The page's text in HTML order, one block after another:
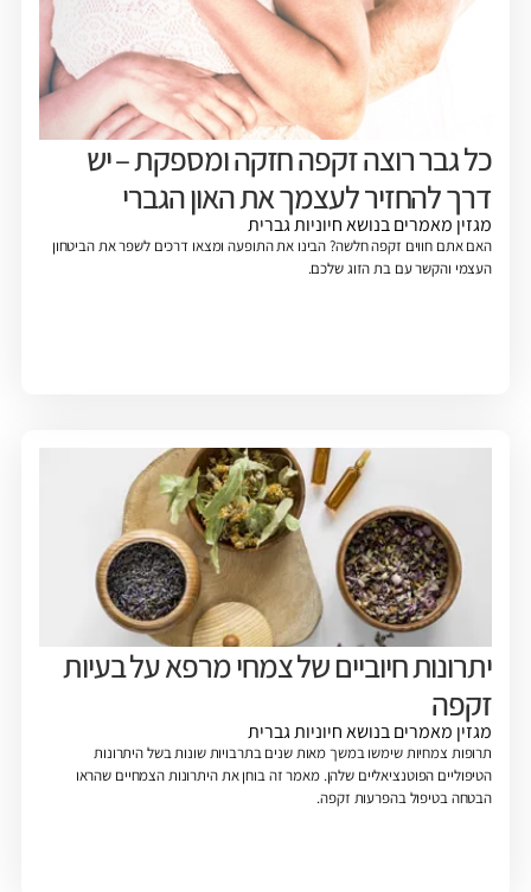
כל גבר רוצה זקפה חזקה ומספקת – יש
דרך להחזיר לעצמך את האון הגברי
מגזין מאמרים בנושא חיוניות גברית
האם אתם חווים זקפה חלשה? הבינו את התופעה ומצאו דרכים לשפר את הביטחון
העצמי והקשר עם בת הזוג שלכם.
יתרונות חיוביים של צמחי מרפא על בעיות
זקפה
מגזין מאמרים בנושא חיוניות גברית
תרופות צמחיות שימשו במשך מאות שנים בתרבויות שונות בשל היתרונות
הטיפוליים הפוטנציאליים שלהן. מאמר זה בוחן את היתרונות הצמחיים שהראו
הבטחה בטיפול בהפרעות זקפה.